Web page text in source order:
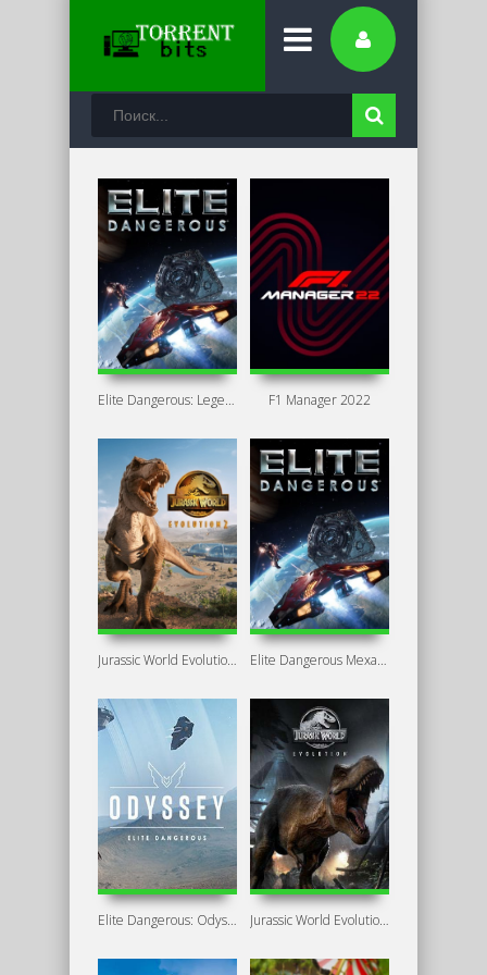
Elite Dangerous: Legendary Edition F1 Manager 2022
Jurassic World Evolution 2 Скачать Бесплатно Elite Dangerous Механики
Elite Dangerous: Odyssey Jurassic World Evolution: Premium Edition